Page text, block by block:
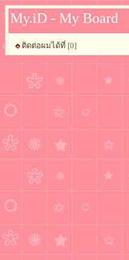
My.iD - My Board
ติดต่อผมได้ที่ [0]